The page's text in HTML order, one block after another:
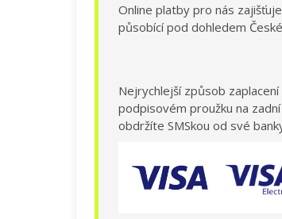
Online platby pro nás zajišťuje
působící pod dohledem
Nejrychlejší způsob
podpisovém proužku na
obdržíte SMSkou od své